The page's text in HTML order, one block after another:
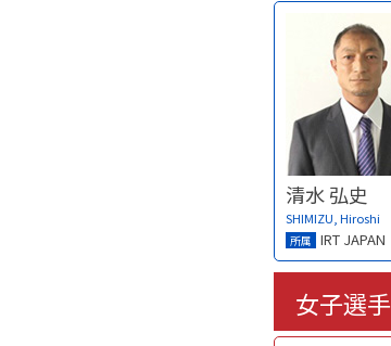
清水 弘史
SHIMIZU, Hiroshi
所属 IRT JAPAN
女子選手